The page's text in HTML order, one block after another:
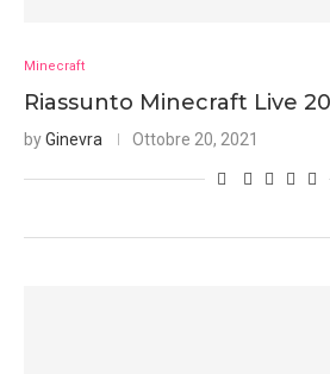
Minecraft
Riassunto Minecraft Live
byGinevra Ottobre 20, 2021